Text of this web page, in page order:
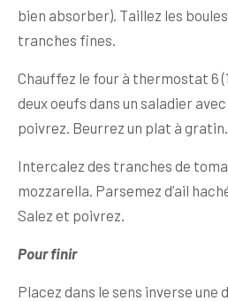
bien absorber). Taillez les
tranches fines.
Chauffez le four à thermostat 6
deux oeufs dans un saladier
poivrez. Beurrez un plat à gratin.
Intercalez des tranches de
mozzarella. Parsemez d’ail
Salez et poivrez.
Pour finir
Placez dans le sens inverse une